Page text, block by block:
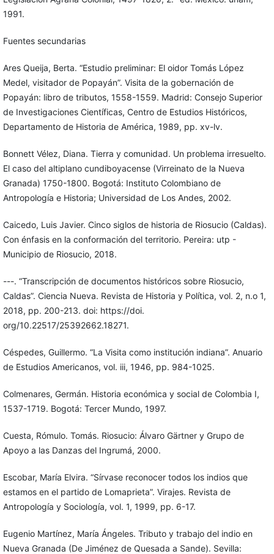
1991.
Fuentes secundarias
Ares Queija, Berta. “Estudio preliminar: El oidor Tomás López
Medel, visitador de Popayán”. Visita de la gobernación de
Popayán: libro de tributos, 1558-1559. Madrid: Consejo Superior
de Investigaciones Científicas, Centro de Estudios Históricos,
Departamento de Historia de América, 1989, pp. xv-lv.
Bonnett Vélez, Diana. Tierra y comunidad. Un problema irresuelto.
El caso del altiplano cundiboyacense (Virreinato de la Nueva
Granada) 1750-1800. Bogotá: Instituto Colombiano de
Antropología e Historia; Universidad de Los Andes, 2002.
Caicedo, Luis Javier. Cinco siglos de historia de Riosucio (Caldas).
Con énfasis en la conformación del territorio. Pereira: utp -
Municipio de Riosucio, 2018.
---. “Transcripción de documentos históricos sobre Riosucio,
Caldas”. Ciencia Nueva. Revista de Historia y Política, vol. 2, n.o 1,
2018, pp. 200-213. doi: https://doi.
org/10.22517/25392662.18271.
Céspedes, Guillermo. “La Visita como institución indiana”. Anuario
de Estudios Americanos, vol. iii, 1946, pp. 984-1025.
Colmenares, Germán. Historia económica y social de Colombia I,
1537-1719. Bogotá: Tercer Mundo, 1997.
Cuesta, Rómulo. Tomás. Riosucio: Álvaro Gärtner y Grupo de
Apoyo a las Danzas del Ingrumá, 2000.
Escobar, María Elvira. “Sírvase reconocer todos los indios que
estamos en el partido de Lomaprieta”. Virajes. Revista de
Antropología y Sociología, vol. 1, 1999, pp. 6-17.
Eugenio Martínez, María Ángeles. Tributo y trabajo del indio en
Nueva Granada (De Jiménez de Quesada a Sande). Sevilla: